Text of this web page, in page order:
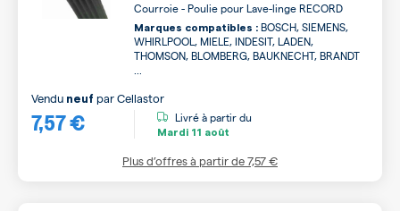
Courroie - Poulie pour Lave-linge RECORD
Marques compatibles : BOSCH, SIEMENS,
WHIRLPOOL, MIELE, INDESIT, LADEN,
THOMSON, BLOMBERG, BAUKNECHT, BRANDT
7,57 €
Vendu neuf parCellastor
Livré à partir du
Mardi 11 août
Plus d’offres à partir de7,57 €